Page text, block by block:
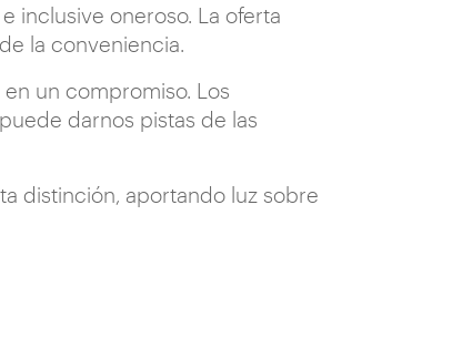
inclusive oneroso. La oferta
la conveniencia.
un compromiso. Los
darnos pistas de las
distinción, aportando luz sobre